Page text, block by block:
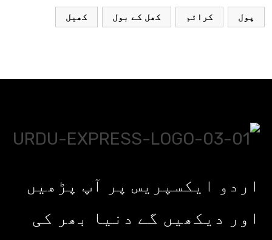
پول کرائم کھل کے بول کھیل
اردو ایکسپریس پر آپ پڑھیں
اور دیکھیں گے دنیا بھر کی